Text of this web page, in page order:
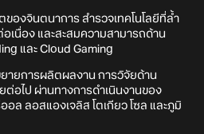
ของจินตนาการ สำรวจเทคโนโลยีที่ล้ำ
เนื่อง และสะสมความสามารถด้าน
และ Cloud Gaming
ยายการผลิตผลงาน การวิจัยด้าน
ต่อไป ผ่านทางการดำเนินงานของ
ล ลอสแองเจลิส โตเกียว โซล และภูมิ